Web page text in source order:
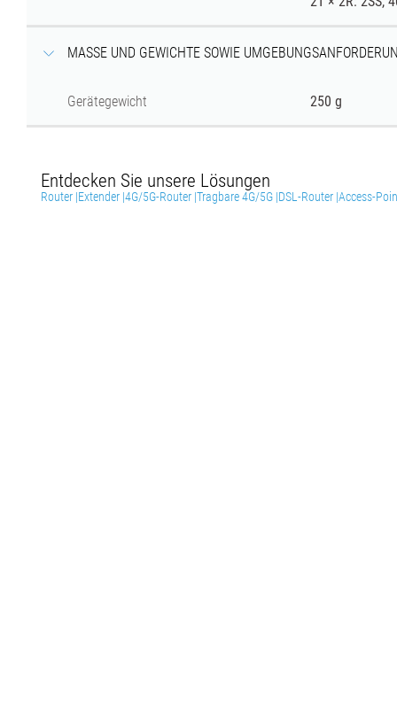
MASSE UND GEWICHTE SOWIE
Gerätegewicht 250 g
Entdecken Sie unsere Lösungen
Router |Extender |4G/5G-Router |Tragbare 4G/5G |DSL-Router |Access-